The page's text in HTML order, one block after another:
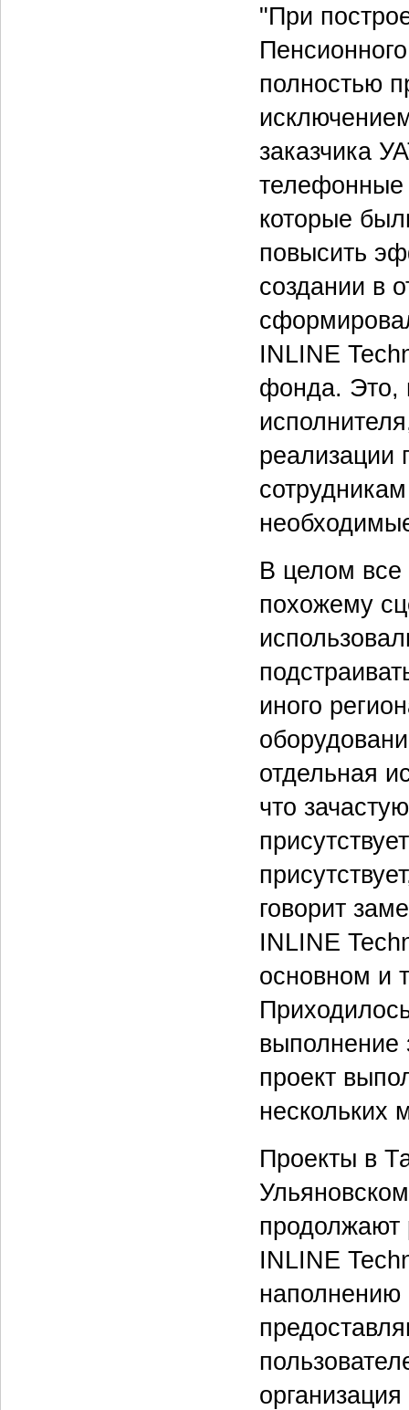
"При
полностью
заказчика
телефонные
которые
повысить
создании в
INLINE
фонда. Это,
реализации
В целом все
похожему
иного
отдельная
что
говорит
INLINE
основном и
выполнение
проект
нескольких
Проекты в
продолжают
INLINE
наполнению